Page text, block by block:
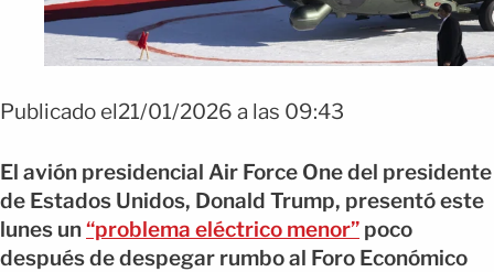
Publicado el21/01/2026 a las 09:43
El avión presidencial Air Force One del presidente
de Estados Unidos, Donald Trump, presentó este
lunes un“problema eléctrico menor” poco
después de despegar rumbo al Foro Económico